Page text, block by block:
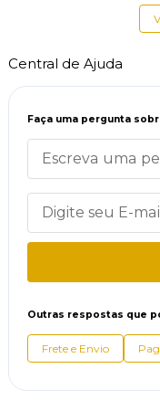
Central de Ajuda
Faça uma pergunta
Outras respostas que
Frete e Envio